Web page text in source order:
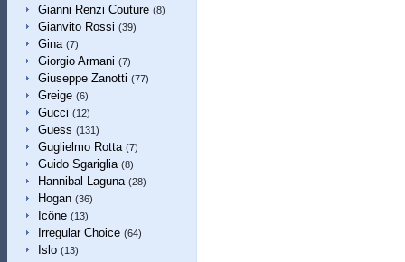
Gianni Renzi Couture (8)
Gianvito Rossi (39)
Gina (7)
Giorgio Armani (7)
Giuseppe Zanotti (77)
Greige (6)
Gucci (12)
Guess (131)
Guglielmo Rotta (7)
Guido Sgariglia (8)
Hannibal Laguna (28)
Hogan (36)
Icône (13)
Irregular Choice (64)
Islo (13)